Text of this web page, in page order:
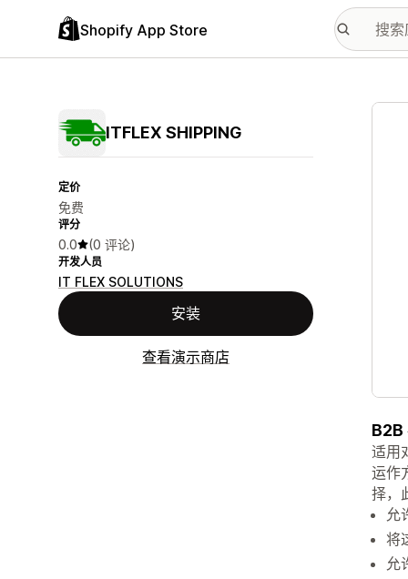
Shopify App Store
ITFLEX SHIPPING
定价
免费
评分
0.0 (0 评论)
开发人员
IT FLEX SOLUTIONS
安装
查看演示商店
配图
B2B
适用
运作
择，
允
将
允